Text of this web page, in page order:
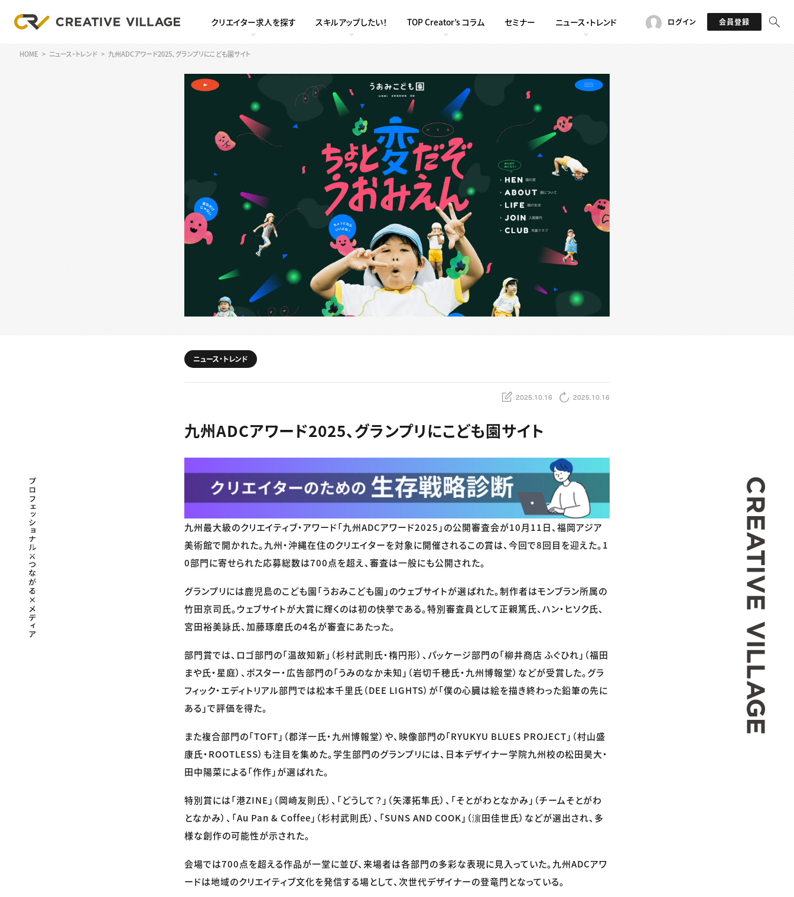
クリエイター求人を探す スキルアップしたい！ TOP Creator’s コラム セミナー ニュース・トレンド ログイン 会員登録
HOME ニュース・トレンド 九州ADCアワード2025、グランプリにこども園サイト
ニュース・トレンド
2025.10.16 2025.10.16
九州ADCアワード2025、グランプリにこども園サイト
九州最大級のクリエイティブ・アワード「九州ADCアワード2025」の公開審査会が10月11日、福岡アジア
美術館で開かれた。九州・沖縄在住のクリエイターを対象に開催されるこの賞は、今回で8回目を迎えた。1
0部門に寄せられた応募総数は700点を超え、審査は一般にも公開された。
グランプリには鹿児島のこども園「うおみこども園」のウェブサイトが選ばれた。制作者はモンブラン所属の
竹田京司氏。ウェブサイトが大賞に輝くのは初の快挙である。特別審査員として正親篤氏、ハン・ヒソク氏、
宮田裕美詠氏、加藤琢磨氏の4名が審査にあたった。
部門賞では、ロゴ部門の「温故知新」（杉村武則氏・楕円形）、パッケージ部門の「柳井商店 ふぐひれ」（福田
まや氏・星庭）、ポスター・広告部門の「うみのなか未知」（岩切千穂氏・九州博報堂）などが受賞した。グラ
フィック・エディトリアル部門では松本千里氏（DEE LIGHTS）が「僕の心臓は絵を描き終わった鉛筆の先に
ある」で評価を得た。
また複合部門の「TOFT」（郡洋一氏・九州博報堂）や、映像部門の「RYUKYU BLUES PROJECT」（村山盛
康氏・ROOTLESS）も注目を集めた。学生部門のグランプリには、日本デザイナー学院九州校の松田昊大・
田中陽菜による「作作」が選ばれた。
特別賞には「港ZINE」（岡崎友則氏）、「どうして？」（矢澤拓隼氏）、「そとがわとなかみ」（チームそとがわ
となかみ）、「Au Pan & Coffee」（杉村武則氏）、「SUNS AND COOK」（濵田佳世氏）などが選出され、多
様な創作の可能性が示された。
会場では700点を超える作品が一堂に並び、来場者は各部門の多彩な表現に見入っていた。九州ADCアワ
ードは地域のクリエイティブ文化を発信する場として、次世代デザイナーの登竜門となっている。